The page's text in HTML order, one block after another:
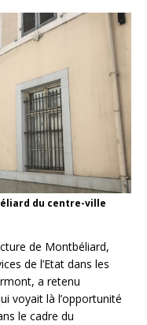
du centre-ville
de Montbéliard,
de l’Etat dans les
a retenu
voyait là l’opportunité
le cadre du